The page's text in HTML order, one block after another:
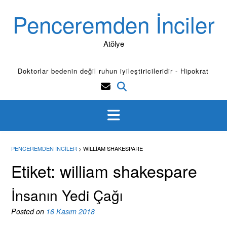
contentPenceremden İnciler
Atölye
Doktorlar bedenin değil ruhun iyileştiricileridir - Hipokrat
PENCEREMDEN İNCILER > WILLIAM SHAKESPARE
Etiket: william shakespare
İnsanın Yedi Çağı
Posted on 16 Kasım 2018